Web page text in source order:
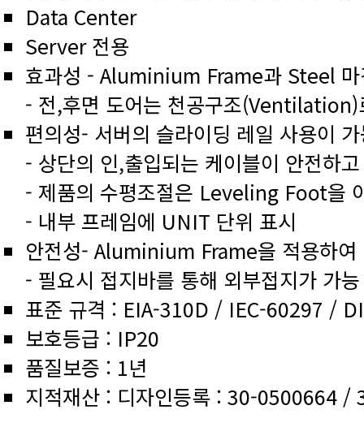
Data Center
Server 전용
효과성 - Aluminium Frame과 Steel 마
- 전,후면 도어는 천공구조(Ventilation)
편의성- 서버의 슬라이딩 레일 사용이
- 상단의 인,출입되는 케이블이 안전하
- 제품의 수평조절은 Leveling Foot을
- 내부 프레임에 UNIT 단위 표시
안전성- Aluminium Frame을 적용하
- 필요시 접지바를 통해 외부접지가 가능
표준 규격 : EIA-310D / IEC-60297 /
보호등급 : IP20
품질보증 : 1년
지적재산 : 디자인등록 : 30-0500664